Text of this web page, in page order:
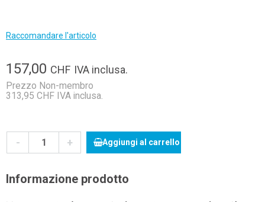
Raccomandare l'articolo
157,00 CHF IVA inclusa.
Prezzo Non-membro
313,95 CHF IVA inclusa.
- + Aggiungi al carrello
Informazione prodotto